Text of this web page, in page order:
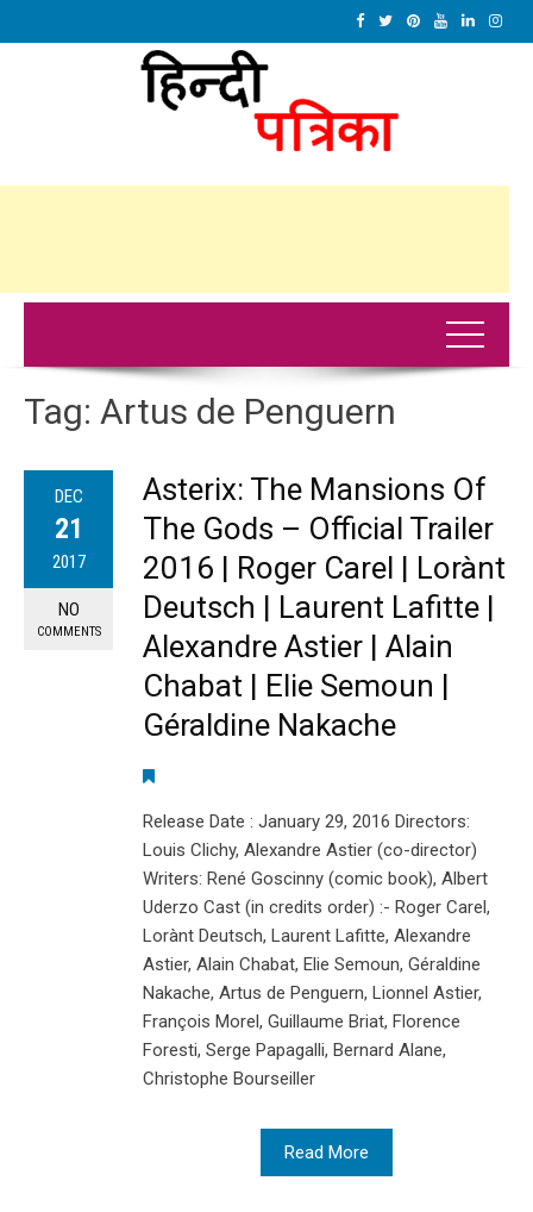
Tag: Artus de Penguern
DEC
21
2017
NO
COMMENTS
Asterix: The Mansions Of
The Gods – Official Trailer
2016 | Roger Carel | Lorànt
Deutsch | Laurent Lafitte |
Alexandre Astier | Alain
Chabat | Elie Semoun |
Géraldine Nakache
Release Date : January 29, 2016 Directors:
Louis Clichy, Alexandre Astier (co-director)
Writers: René Goscinny (comic book), Albert
Uderzo Cast (in credits order) :- Roger Carel,
Lorànt Deutsch, Laurent Lafitte, Alexandre
Astier, Alain Chabat, Elie Semoun, Géraldine
Nakache, Artus de Penguern, Lionnel Astier,
François Morel, Guillaume Briat, Florence
Foresti, Serge Papagalli, Bernard Alane,
Christophe Bourseiller
Read More